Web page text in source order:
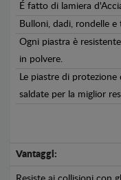
É fatto di lamiera
Bulloni, dadi, rondelle
Ogni piastra è
in polvere.
Le piastre di
saldate per la miglior
Vantaggi: